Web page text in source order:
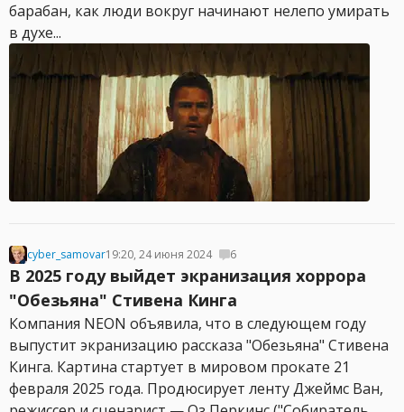
барабан, как люди вокруг начинают нелепо умирать
в духе...
cyber_samovar19:20, 24 июня 2024 6
В 2025 году выйдет экранизация хоррора
"Обезьяна" Стивена Кинга
Компания NEON объявила, что в следующем году
выпустит экранизацию рассказа "Обезьяна" Стивена
Кинга. Картина стартует в мировом прокате 21
февраля 2025 года. Продюсирует ленту Джеймс Ван,